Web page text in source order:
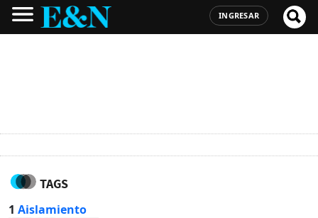
INGRESAR
TAGS
1 Aislamiento